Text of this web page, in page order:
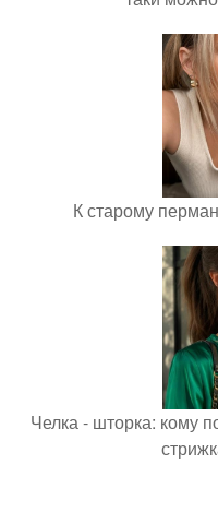
К старому
Челка - шторка: кому